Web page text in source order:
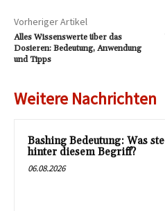
Vorheriger Artikel
Alles Wissenswerte über das
Dosieren: Bedeutung, Anwendung
und Tipps
Weitere Nachrichten
Bashing Bedeutung: Was
hinter diesem Begriff?
06.08.2026